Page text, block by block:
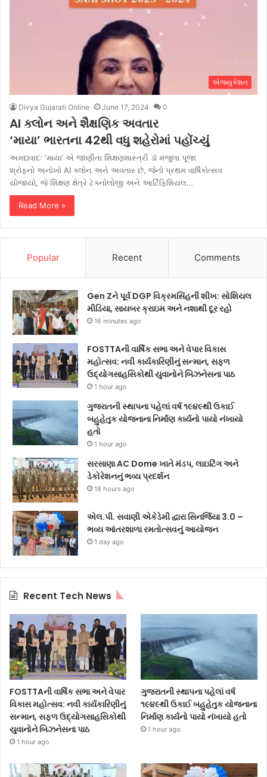
એજ્યુકેશન
Divya Gujarati Online June 17, 2024 0
AI ક્લોન અને શૈક્ષણિક અવતાર
‘માયા’ ભારતના 42થી વધુ શહેરોમાં પહોંચ્યું
અમદાવાદઃ ‘માયા’ એ જાણીતા શિક્ષણશાસ્ત્રી ડૉ મંજુલા પૂજા
શ્રોફનો અનોખો AI ક્લોન અને અવતાર છે, જેનો પ્રથમ વાર્ષિકોત્સવ
યોજાયો, જે શિક્ષણ ક્ષેત્રે ટેક્નોલોજી અને આર્ટિફિશિયલ…
Read More »
Popular Recent Comments
Gen Zને પૂર્વ DGP વિક્રમસિંહની શીખ: સોશિયલ
મીડિયા, સાયબર ક્રાઇમ અને નશાથી દૂર રહો
16 minutes ago
FOSTTAની વાર્ષિક સભા અને વેપાર વિકાસ
મહોત્સવ: નવી કાર્યકારિણીનું સન્માન, સફળ
ઉદ્યોગસાહસિકોથી યુવાનોને બિઝનેસના પાઠ
1 hour ago
ગુજરાતની સ્થાપના પહેલાં વર્ષ ૧૯૪૯થી ઉકાઈ
બહુહેતુક યોજનાના નિર્માણ કાર્યનો પાયો નંખાયો
હતો
1 hour ago
સરસાણા AC Dome ખાતે મંડપ, લાઇટિંગ અને
ડેકોરેશનનું ભવ્ય પ્રદર્શન
18 hours ago
એલ.પી. સવાણી એકેડેમી દ્વારા સિનર્જિયા 3.0 –
ભવ્ય આંતરશાળા રમતોત્સવનું આયોજન
1 day ago
Recent Tech News
FOSTTAની વાર્ષિક સભા અને વેપાર
વિકાસ મહોત્સવ: નવી કાર્યકારિણીનું
સન્માન, સફળ ઉદ્યોગસાહસિકોથી
યુવાનોને બિઝનેસના પાઠ
1 hour ago
ગુજરાતની સ્થાપના પહેલાં વર્ષ
૧૯૪૯થી ઉકાઈ બહુહેતુક યોજનાના
નિર્માણ કાર્યનો પાયો નંખાયો હતો
1 hour ago